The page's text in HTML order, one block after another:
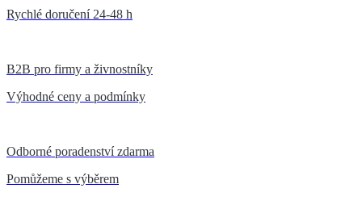
Rychlé doručení 24-48 h
B2B pro firmy a živnostníky
Výhodné ceny a podmínky
Odborné poradenství zdarma
Pomůžeme s výběrem